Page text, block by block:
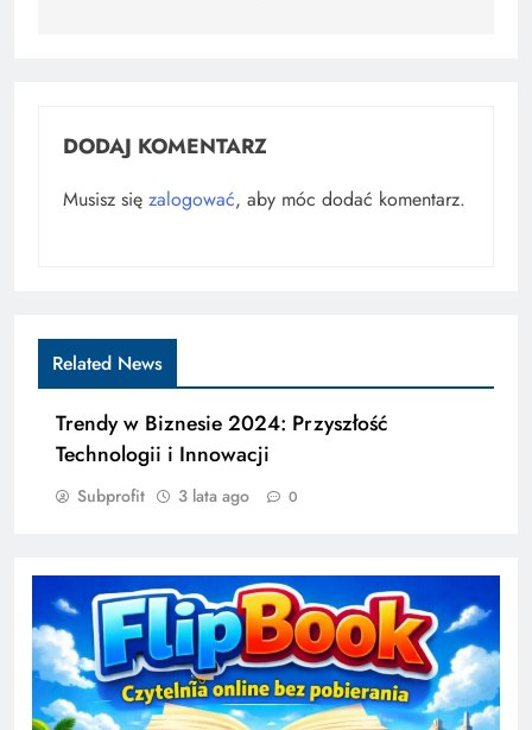
DODAJ KOMENTARZ
Musisz się zalogować, aby móc dodać komentarz.
Related News
Trendy w Biznesie 2024: Przyszłość
Technologii i Innowacji
Subprofit 3 lata ago 0